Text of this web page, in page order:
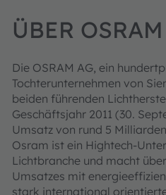
ÜBER OSRAM
Die OSRAM AG, ein
Tochterunternehmen von
beiden führenden
Geschäftsjahr 2011 (30.
Umsatz von rund 5
Osram ist ein Hightech-
Lichtbranche und macht
Umsatzes mit
stark international